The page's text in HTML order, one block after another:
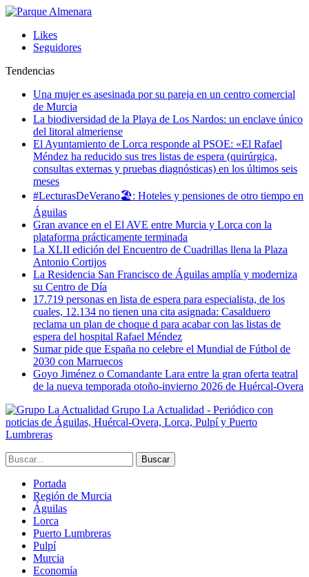
Likes
Seguidores
Tendencias
Una mujer es asesinada por su pareja en un centro comercial
de Murcia
La biodiversidad de la Playa de Los Nardos: un enclave único
del litoral almeriense
El Ayuntamiento de Lorca responde al PSOE: «El Rafael
Méndez ha reducido sus tres listas de espera (quirúrgica,
consultas externas y pruebas diagnósticas) en los últimos seis
meses
#LecturasDeVerano🏖: Hoteles y pensiones de otro tiempo en
Águilas
Gran avance en el El AVE entre Murcia y Lorca con la
plataforma prácticamente terminada
La XLII edición del Encuentro de Cuadrillas llena la Plaza
Antonio Cortijos
La Residencia San Francisco de Águilas amplía y moderniza
su Centro de Día
17.719 personas en lista de espera para especialista, de los
cuales, 12.134 no tienen una cita asignada: Casalduero
reclama un plan de choque d para acabar con las listas de
espera del hospital Rafael Méndez
Sumar pide que España no celebre el Mundial de Fútbol de
2030 con Marruecos
Goyo Jiménez o Comandante Lara entre la gran oferta teatral
de la nueva temporada otoño-invierno 2026 de Huércal-Overa
Grupo La Actualidad - Periódico con
noticias de Águilas, Huércal-Overa, Lorca, Pulpí y Puerto
Lumbreras
Portada
Región de Murcia
Águilas
Lorca
Puerto Lumbreras
Pulpí
Murcia
Economía